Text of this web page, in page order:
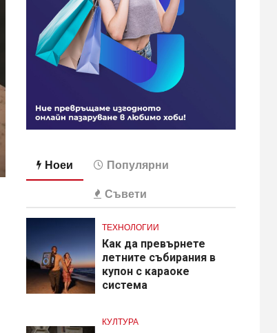
Ноеи Популярни
Съвети
ТЕХНОЛОГИИ
Как да превърнете
летните събирания в
купон с караоке
система
КУЛТУРА